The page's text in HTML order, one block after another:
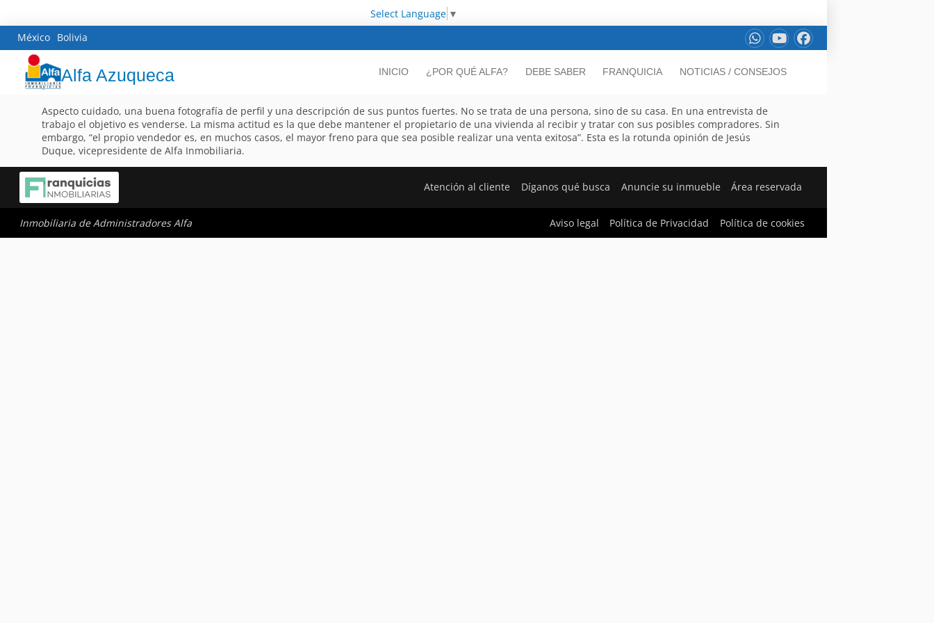
Select Language ▼
México Bolivia
Alfa Azuqueca INICIO ¿POR QUÉ ALFA? DEBE SABER FRANQUICIA NOTICIAS / CONSEJOS
Aspecto cuidado, una buena fotografía de perfil y una descripción de sus puntos fuertes. No se trata de una persona, sino de su casa. En una entrevista de
trabajo el objetivo es venderse. La misma actitud es la que debe mantener el propietario de una vivienda al recibir y tratar con sus posibles compradores. Sin
embargo, “el propio vendedor es, en muchos casos, el mayor freno para que sea posible realizar una venta exitosa”. Esta es la rotunda opinión de Jesús
Duque, vicepresidente de Alfa Inmobiliaria.
Atención al cliente Díganos qué busca Anuncie su inmueble Área reservada
Inmobiliaria de Administradores Alfa Aviso legal Política de Privacidad Política de cookies